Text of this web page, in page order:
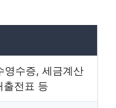
영수증, 세금계산
출전표 등